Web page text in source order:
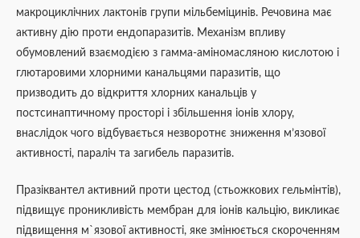
макроциклічних лактонів групи мільбеміцинів. Речовина має
активну дію проти ендопаразитів. Механізм впливу
обумовлений взаємодією з гамма-аміномасляною кислотою і
глютаровими хлорними канальцями паразитів, що
призводить до відкриття хлорних канальців у
постсинаптичному просторі і збільшення іонів хлору,
внаслідок чого відбувається незворотнє зниження м’язової
активності, параліч та загибель паразитів.
Празіквантел активний проти цестод (стьожкових гельмінтів),
підвищує проникливість мембран для іонів кальцію, викликає
підвищення м`язової активності, яке змінюється скороченням